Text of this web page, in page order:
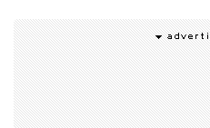
าเดิมที่จบมา และช่วยลดภาระ
รในต่างประเทศ เพียงแค่เรีย
ดับ "Pass" พร้อมคะแนน
ยอดสู่มหาวิทยาลัยระดับโลกไ